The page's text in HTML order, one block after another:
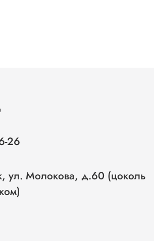
26
ул. Молокова, д.60 (цоколь